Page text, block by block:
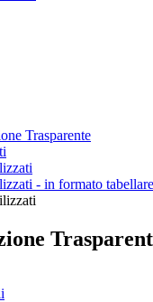
Trasparente
- in formato tabellare